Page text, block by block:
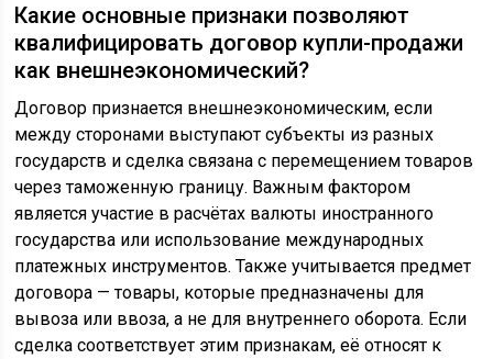
Какие основные признаки позволяют
квалифицировать договор купли-продажи
как внешнеэкономический?
Договор признается внешнеэкономическим, если
между сторонами выступают субъекты из разных
государств и сделка связана с перемещением товаров
через таможенную границу. Важным фактором
является участие в расчётах валюты иностранного
государства или использование международных
платежных инструментов. Также учитывается предмет
договора — товары, которые предназначены для
вывоза или ввоза, а не для внутреннего оборота. Если
сделка соответствует этим признакам, её относят к